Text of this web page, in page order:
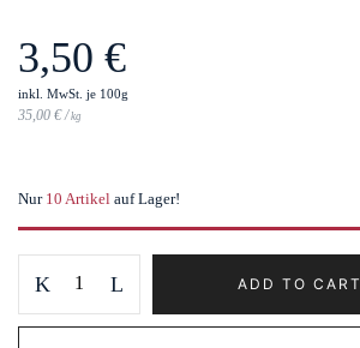
3,50 €
inkl. MwSt. je 100g
35,00 € / kg
Nur 10 Artikel auf Lager!
Tartufo
ADD TO CART